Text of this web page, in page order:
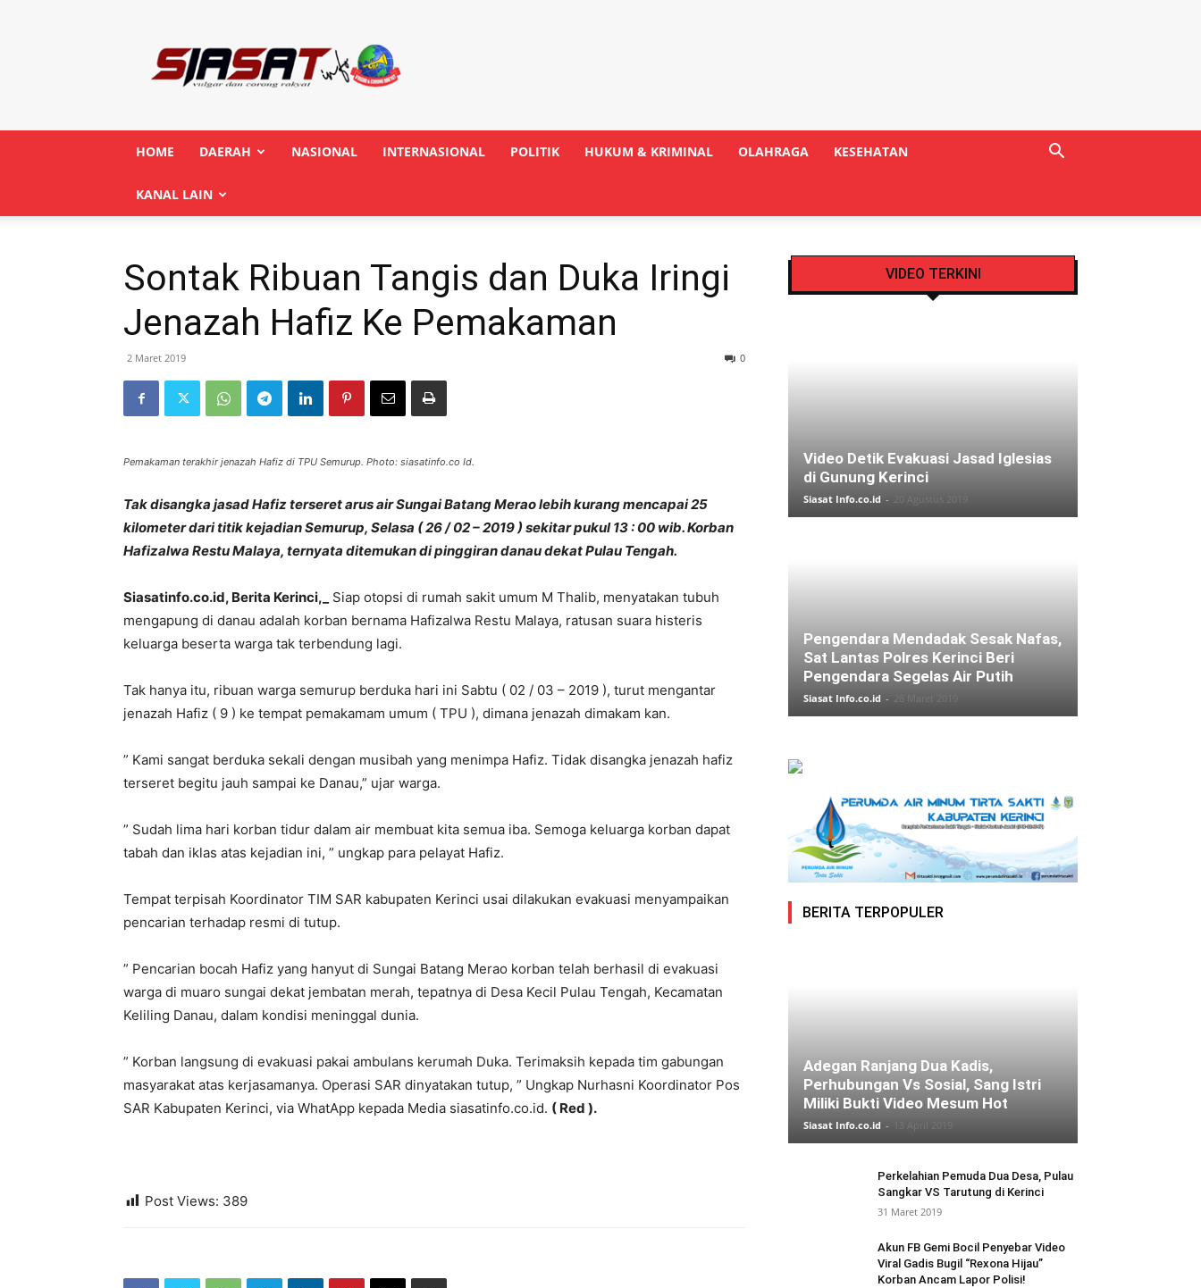
HOME DAERAH NASIONAL INTERNASIONAL POLITIK HUKUM & KRIMINAL OLAHRAGA KESEHATAN
KANAL LAIN
Sontak Ribuan Tangis dan Duka Iringi
Jenazah Hafiz Ke Pemakaman
2 Maret 2019 0
Pemakaman terakhir jenazah Hafiz di TPU Semurup. Photo: siasatinfo.co Id.
Tak disangka jasad Hafiz terseret arus air Sungai Batang Merao lebih kurang mencapai 25
kilometer dari titik kejadian Semurup, Selasa ( 26 / 02 – 2019 ) sekitar pukul 13 : 00 wib. Korban
Hafizalwa Restu Malaya, ternyata ditemukan di pinggiran danau dekat Pulau Tengah.
Siasatinfo.co.id, Berita Kerinci,_
Siap otopsi di rumah sakit umum M Thalib, menyatakan tubuh
mengapung di danau adalah korban bernama Hafizalwa Restu Malaya, ratusan suara histeris
keluarga beserta warga tak terbendung lagi.
Tak hanya itu, ribuan warga semurup berduka hari ini Sabtu ( 02 / 03 – 2019 ), turut mengantar
jenazah Hafiz ( 9 ) ke tempat pemakamam umum ( TPU ), dimana jenazah dimakam kan.
” Kami sangat berduka sekali dengan musibah yang menimpa Hafiz. Tidak disangka jenazah hafiz
terseret begitu jauh sampai ke Danau,” ujar warga.
” Sudah lima hari korban tidur dalam air membuat kita semua iba. Semoga keluarga korban dapat
tabah dan iklas atas kejadian ini, ” ungkap para pelayat Hafiz.
Tempat terpisah Koordinator TIM SAR kabupaten Kerinci usai dilakukan evakuasi menyampaikan
pencarian terhadap resmi di tutup.
” Pencarian bocah Hafiz yang hanyut di Sungai Batang Merao korban telah berhasil di evakuasi
warga di muaro sungai dekat jembatan merah, tepatnya di Desa Kecil Pulau Tengah, Kecamatan
Keliling Danau, dalam kondisi meninggal dunia.
” Korban langsung di evakuasi pakai ambulans kerumah Duka. Terimaksih kepada tim gabungan
masyarakat atas kerjasamanya. Operasi SAR dinyatakan tutup, ” Ungkap Nurhasni Koordinator Pos
SAR Kabupaten Kerinci, via WhatApp kepada Media siasatinfo.co.id. ( Red ).
Post Views: 389
VIDEO TERKINI
Video Detik Evakuasi Jasad Iglesias
di Gunung Kerinci
Siasat Info.co.id -
Pengendara Mendadak Sesak Nafas,
Sat Lantas Polres Kerinci Beri
Pengendara Segelas Air Putih
Siasat Info.co.id -
BERITA TERPOPULER
Adegan Ranjang Dua Kadis,
Perhubungan Vs Sosial, Sang Istri
Miliki Bukti Video Mesum Hot
Siasat Info.co.id -
Perkelahian Pemuda Dua Desa, Pulau
Sangkar VS Tarutung di Kerinci
31 Maret 2019
Akun FB Gemi Bocil Penyebar Video
Viral Gadis Bugil “Rexona Hijau”
Korban Ancam Lapor Polisi!